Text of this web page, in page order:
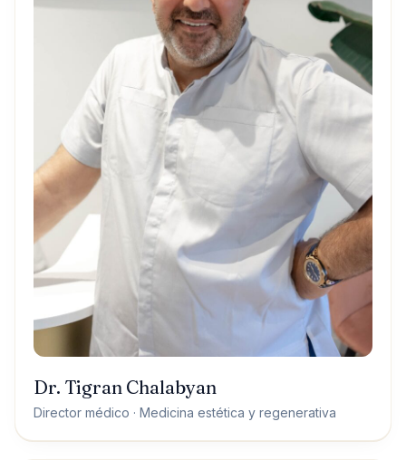
Dr. Tigran Chalabyan
Director médico · Medicina estética y regenerativa